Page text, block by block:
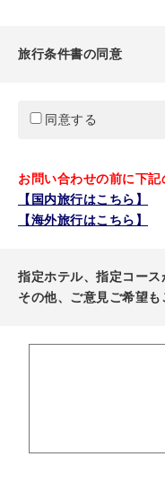
旅行条件書の同意
同意する
お問い合わせの前に下記
【国内旅行はこちら】
【海外旅行はこちら】
指定ホテル、指定コース
その他、ご意見ご希望も